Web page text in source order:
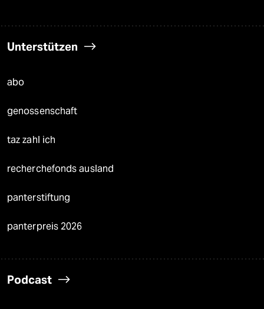
Unterstützen
abo
genossenschaft
taz zahl ich
recherchefonds ausland
panterstiftung
panterpreis 2026
Podcast